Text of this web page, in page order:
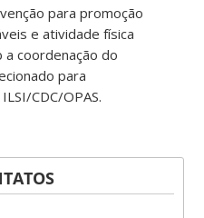
para promoção
e atividade física
coordenação do
para
CDC/OPAS.